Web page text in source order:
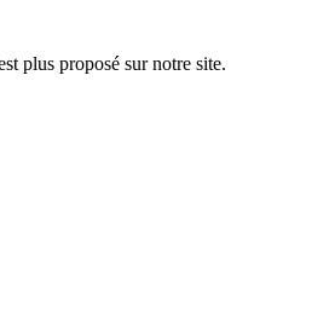
plus proposé sur notre site.